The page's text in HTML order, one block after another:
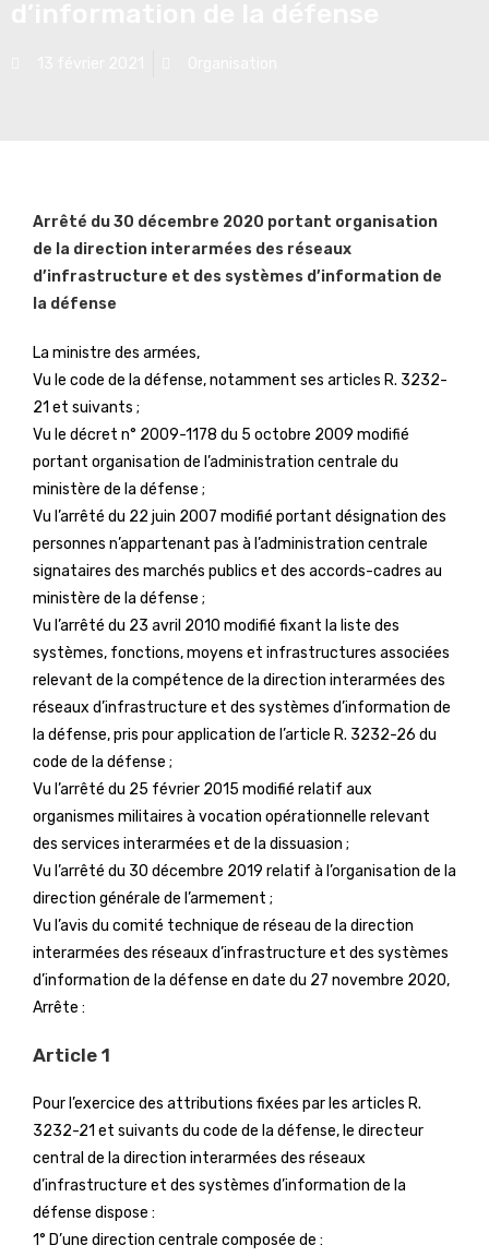
Arrêté du 30 décembre 2020 portant organisation
de la direction interarmées des réseaux
d’infrastructure et des systèmes d’information de
la défense
La ministre des armées,
Vu le code de la défense, notamment ses articles R. 3232-
21 et suivants ;
Vu le décret n° 2009-1178 du 5 octobre 2009 modifié
portant organisation de l’administration centrale du
ministère de la défense ;
Vu l’arrêté du 22 juin 2007 modifié portant désignation des
personnes n’appartenant pas à l’administration centrale
signataires des marchés publics et des accords-cadres au
ministère de la défense ;
Vu l’arrêté du 23 avril 2010 modifié fixant la liste des
systèmes, fonctions, moyens et infrastructures associées
relevant de la compétence de la direction interarmées des
réseaux d’infrastructure et des systèmes d’information de
la défense, pris pour application de l’article R. 3232-26 du
code de la défense ;
Vu l’arrêté du 25 février 2015 modifié relatif aux
organismes militaires à vocation opérationnelle relevant
des services interarmées et de la dissuasion ;
Vu l’arrêté du 30 décembre 2019 relatif à l’organisation de la
direction générale de l’armement ;
Vu l’avis du comité technique de réseau de la direction
interarmées des réseaux d’infrastructure et des systèmes
d’information de la défense en date du 27 novembre 2020,
Arrête :
Article 1
Pour l’exercice des attributions fixées par les articles R.
3232-21 et suivants du code de la défense, le directeur
central de la direction interarmées des réseaux
d’infrastructure et des systèmes d’information de la
défense dispose :
1° D’une direction centrale composée de :